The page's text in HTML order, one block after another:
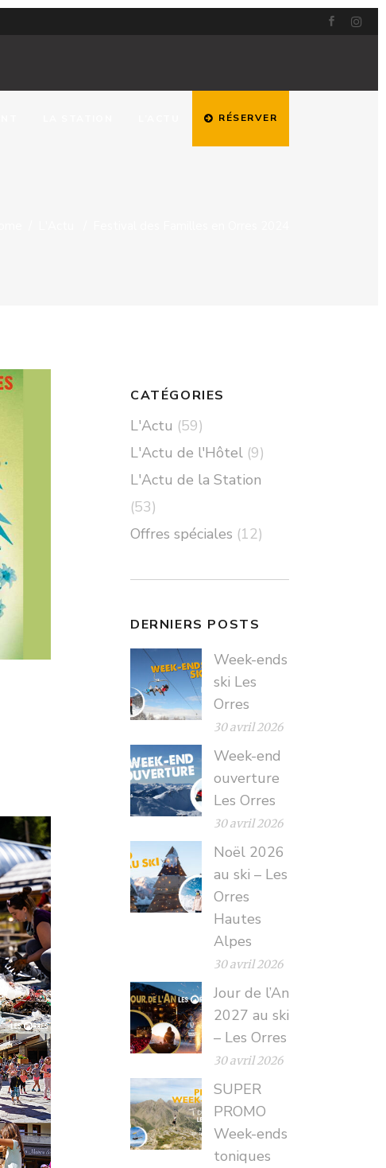
RÉSERVER
CATÉGORIES
L'Actu (59)
L'Actu de l'Hôtel (9)
L'Actu de la Station
(53)
Offres spéciales (12)
DERNIERS POSTS
Week-ends
ski Les
Orres
30 avril 2026
Week-end
ouverture
Les Orres
30 avril 2026
Noël 2026
au ski – Les
Orres
Hautes
Alpes
30 avril 2026
Jour de l’An
2027 au ski
– Les Orres
30 avril 2026
SUPER
PROMO
Week-ends
toniques